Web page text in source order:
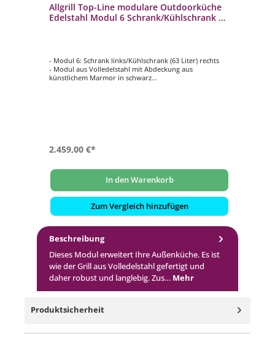
Allgrill Top-Line modulare Outdoorküche
Edelstahl Modul 6 Schrank/Kühlschrank 63
- Modul 6: Schrank links/Kühlschrank (63 Liter) rechts
- Modul aus Volledelstahl mit Abdeckung aus
künstlichem Marmor in schwarz
2.459,00 €*
In den Warenkorb
Zum Vergleich hinzufügen
Beschreibung
Dieses Modul erweitert Ihre Außenküche. Es ist
wie der Grill aus Volledelstahl gefertigt und
daher robust und langlebig. Zus… Mehr
Produktsicherheit